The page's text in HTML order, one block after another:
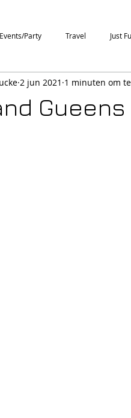
Events/Party Travel Just
Gueens
2 jun 2021 1 minuten om